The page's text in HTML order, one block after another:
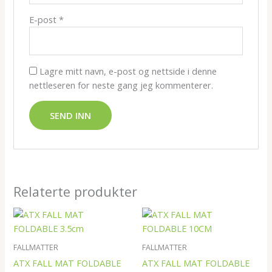
E-post *
Lagre mitt navn, e-post og nettside i denne
nettleseren for neste gang jeg kommenterer.
Relaterte produkter
FALLMATTER
ATX FALL MAT FOLDABLE
FALLMATTER
ATX FALL MAT FOLDABLE